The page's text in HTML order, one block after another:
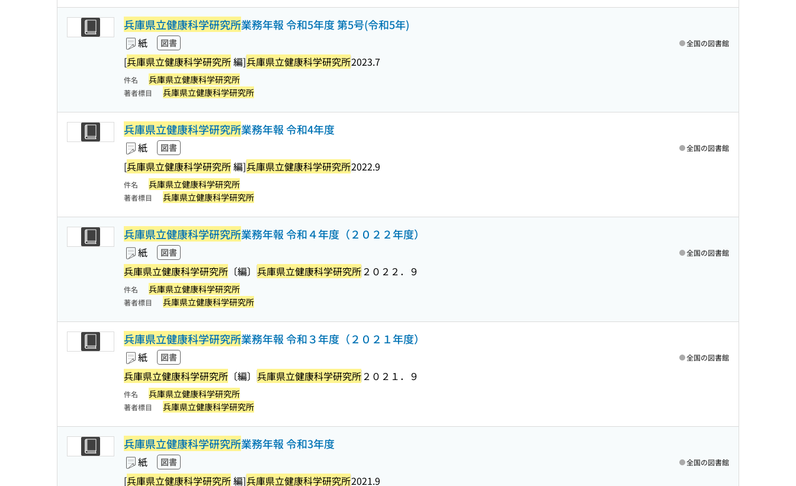
兵庫県立健康科学研究所業務年報 令和5年度 第5号(令和5年)
紙 図書
[兵庫県立健康科学研究所編]兵庫県立健康科学研究所2023.7
全国の図書館
件名 兵庫県立健康科学研究所
著者標目 兵庫県立健康科学研究所
兵庫県立健康科学研究所業務年報 令和4年度
紙 図書
[兵庫県立健康科学研究所編]兵庫県立健康科学研究所2022.9
全国の図書館
件名 兵庫県立健康科学研究所
著者標目 兵庫県立健康科学研究所
兵庫県立健康科学研究所業務年報 令和４年度（２０２２年度）
紙 図書
兵庫県立健康科学研究所 〔編〕 兵庫県立健康科学研究所 ２０２２．９
全国の図書館
件名 兵庫県立健康科学研究所
著者標目 兵庫県立健康科学研究所
兵庫県立健康科学研究所業務年報 令和３年度（２０２１年度）
紙 図書
兵庫県立健康科学研究所 〔編〕 兵庫県立健康科学研究所 ２０２１．９
全国の図書館
件名 兵庫県立健康科学研究所
著者標目 兵庫県立健康科学研究所
兵庫県立健康科学研究所業務年報 令和3年度
紙 図書
[兵庫県立健康科学研究所編]兵庫県立健康科学研究所2021.9
全国の図書館